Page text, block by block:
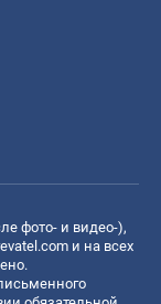
фото- и видео-),
и на всех